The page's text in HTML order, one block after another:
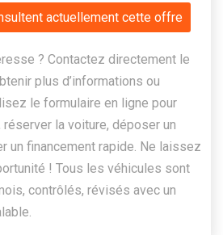
actuellement cette offre
? Contactez directement le
plus d’informations ou
le formulaire en ligne pour
la voiture, déposer un
un financement rapide. Ne laissez
! Tous les véhicules sont
contrôlés, révisés avec un